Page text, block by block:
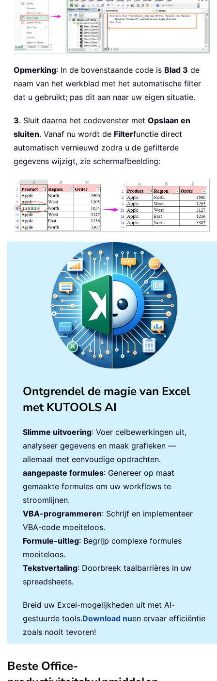
Opmerking: In de bovenstaande code is Blad 3 de
naam van het werkblad met het automatische filter
dat u gebruikt; pas dit aan naar uw eigen situatie.
3. Sluit daarna het codevenster met Opslaan en
sluiten. Vanaf nu wordt de Filterfunctie direct
automatisch vernieuwd zodra u de gefilterde
gegevens wijzigt, zie schermafbeelding:
Ontgrendel de magie van Excel
met KUTOOLS AI
Slimme uitvoering: Voer celbewerkingen uit,
analyseer gegevens en maak grafieken —
allemaal met eenvoudige opdrachten.
aangepaste formules: Genereer op maat
gemaakte formules om uw workflows te
stroomlijnen.
VBA-programmeren: Schrijf en implementeer
VBA-code moeiteloos.
Formule-uitleg: Begrijp complexe formules
moeiteloos.
Tekstvertaling: Doorbreek taalbarrières in uw
spreadsheets.
Breid uw Excel-mogelijkheden uit met AI-
gestuurde tools.Download nuen ervaar efficiëntie
zoals nooit tevoren!
Beste Office-